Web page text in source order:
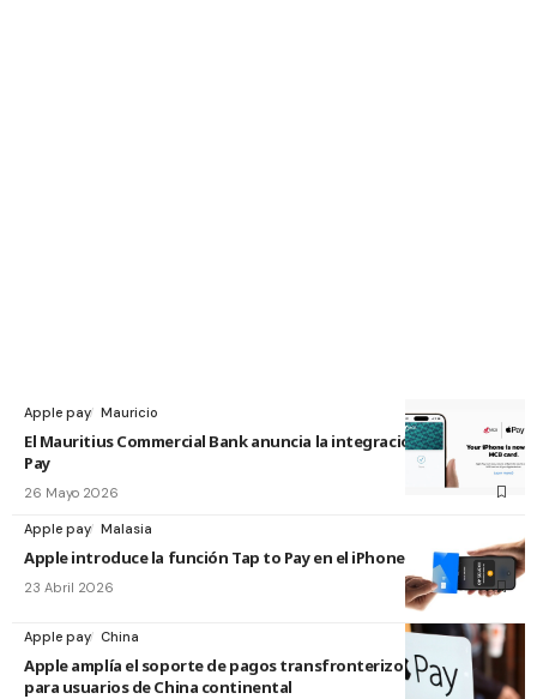
Apple pay Mauricio
El Mauritius Commercial Bank anuncia la integración de Apple
Pay
26 Mayo 2026
Apple pay Malasia
Apple introduce la función Tap to Pay en el iPhone en Malasia
23 Abril 2026
Apple pay China
Apple amplía el soporte de pagos transfronterizos de Apple Pay
para usuarios de China continental